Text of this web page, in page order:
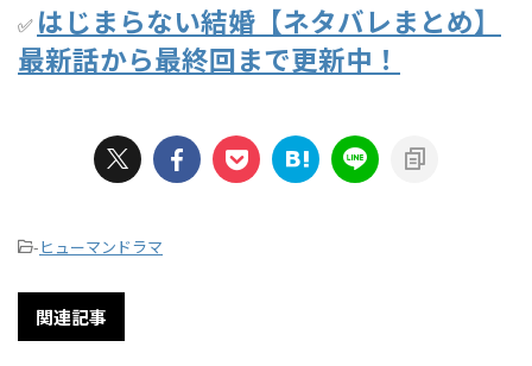
✅ はじまらない結婚【ネタバレまとめ】
最新話から最終回まで更新中！
-ヒューマンドラマ
関連記事